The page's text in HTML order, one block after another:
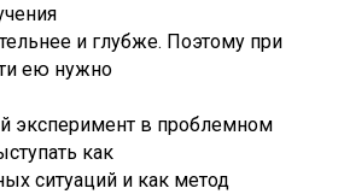
и глубже. Поэтому при
ею нужно
эксперимент в проблемном
как
ситуаций и как метод